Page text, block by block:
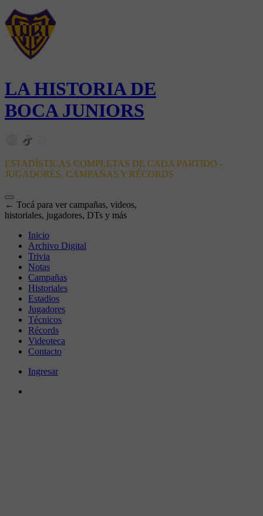
LA HISTORIA DE
BOCA JUNIORS
ESTADÍSTICAS COMPLETAS DE CADA PARTIDO -
JUGADORES, CAMPAÑAS Y RÉCORDS
← Tocá para ver campañas, videos,
historiales, jugadores, DTs y más
Inicio
Archivo Digital
Trivia
Notas
Campañas
Historiales
Estadios
Jugadores
Técnicos
Récords
Videoteca
Contacto
Ingresar